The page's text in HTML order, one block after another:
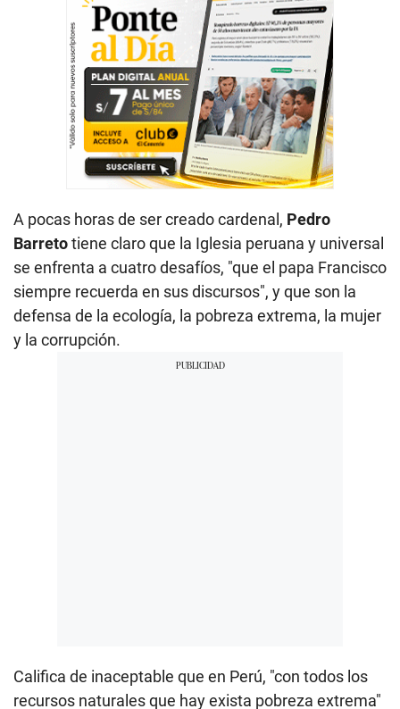
A pocas horas de ser creado cardenal, Pedro
Barretotiene claro que la Iglesia peruana y universal
se enfrenta a cuatro desafíos, "que el papa Francisco
siempre recuerda en sus discursos", y que son la
defensa de la ecología, la pobreza extrema, la mujer
y la corrupción.
Califica de inaceptable que en Perú, "con todos los
recursos naturales que hay exista pobreza extrema"